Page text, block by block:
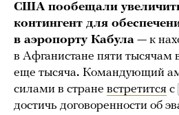
США пообещали
контингент для
в аэропорту Кабула — к
в Афганистане пяти тысячам
еще тысяча. Командующий
силами в стране встретится с
достичь договоренности об